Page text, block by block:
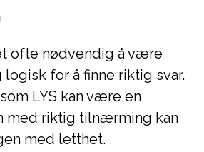
ofte nødvendig å være
for å finne riktig svar.
LYS kan være en
med riktig tilnærming kan
med letthet.